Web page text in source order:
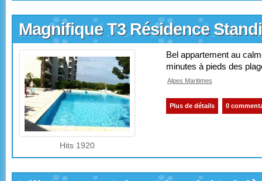
Magnifique T3 Résidence
Hits 1920
Bel appartement au
minutes à pieds des
Alpes Maritimes
Plus de détails 0